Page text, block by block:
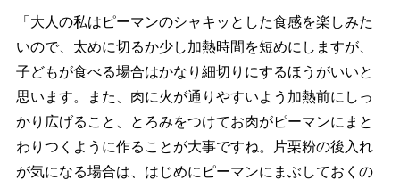
「大人の私はピーマンのシャキッとした食感を楽しみた
いので、太めに切るか少し加熱時間を短めにしますが、
子どもが食べる場合はかなり細切りにするほうがいいと
思います。また、肉に火が通りやすいよう加熱前にしっ
かり広げること、とろみをつけてお肉がピーマンにまと
わりつくように作ることが大事ですね。片栗粉の後入れ
が気になる場合は、はじめにピーマンにまぶしておくの